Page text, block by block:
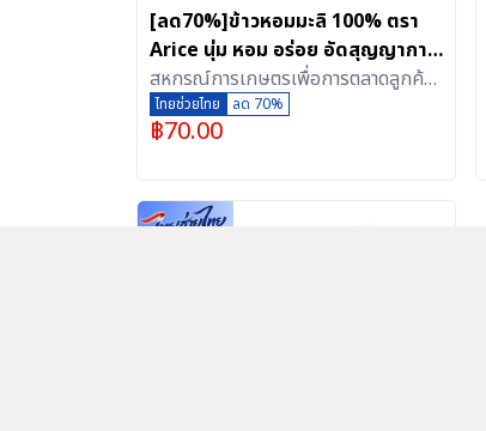
[ลด70%]ข้าวหอมมะลิ 100% ตรา
Arice นุ่ม หอม อร่อย อัดสุญญากาศ
(1 กิโลกรัม)
สหกรณ์การเกษตรเพื่อการตลาดลูกค้า
ธ.ก.ส.สุรินทร์ จำกัด
ไทยช่วยไทย ลด 70%
฿70.00